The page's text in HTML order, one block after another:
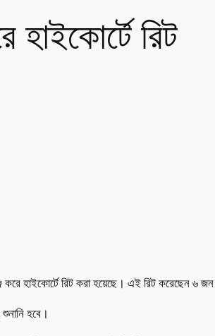
হাইকোর্টে রিট
করে হাইকোর্টে রিট করা হয়েছে। এই রিট করেছেন ৬ জন
হবে।